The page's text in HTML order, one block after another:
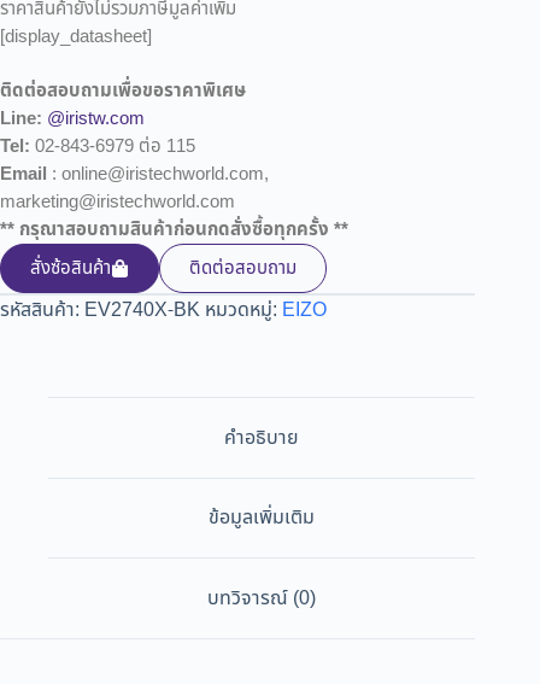
ราคาสินค้ายังไม่รวมภาษีมูลค่าเพิ่ม
[display_datasheet]
ติดต่อสอบถามเพื่อขอราคาพิเศษ
Line: @iristw.com
Tel: 02-843-6979 ต่อ 115
Email : online@iristechworld.com,
marketing@iristechworld.com
** กรุณาสอบถามสินค้าก่อนกดสั่งซื้อทุกครั้ง **
สั่งซ้อสินค้า
ติดต่อสอบถาม
รหัสสินค้า: EV2740X-BK หมวดหมู่: EIZO
คำอธิบาย
ข้อมูลเพิ่มเติม
บทวิจารณ์ (0)